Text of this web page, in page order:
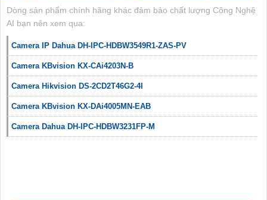
Dòng sản phẩm chính hãng khác đảm bảo chất lượng Công Nghệ
AI bạn nên xem qua:
Camera IP Dahua DH-IPC-HDBW3549R1-ZAS-PV
Camera KBvision KX-CAi4203N-B
Camera Hikvision DS-2CD2T46G2-4I
Camera KBvision KX-DAi4005MN-EAB
Camera Dahua DH-IPC-HDBW3231FP-M